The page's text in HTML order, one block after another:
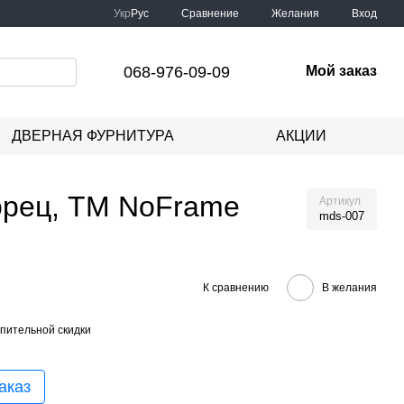
Укр Рус Сравнение Желания Вход
068-976-09-09 Мой заказ
ДВЕРНАЯ ФУРНИТУРА АКЦИИ
ТМ NoFrame Артикул
mds-007
К сравнению В желания
скидки